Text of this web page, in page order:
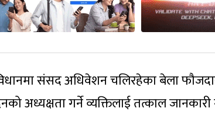
संसद अधिवेशन चलिरहेका बेला
अध्यक्षता गर्ने व्यक्तिलाई तत्काल जानकारी